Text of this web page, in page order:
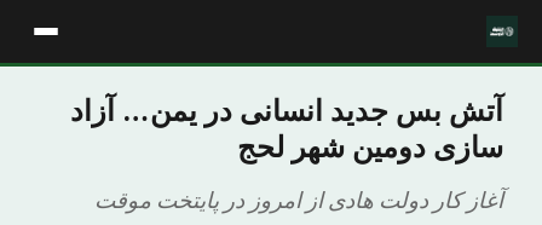
آتش بس جدید انسانی در یمن… آزاد
سازی دومین شهر لحج
آغاز کار دولت هادی از امروز در پایتخت موقت